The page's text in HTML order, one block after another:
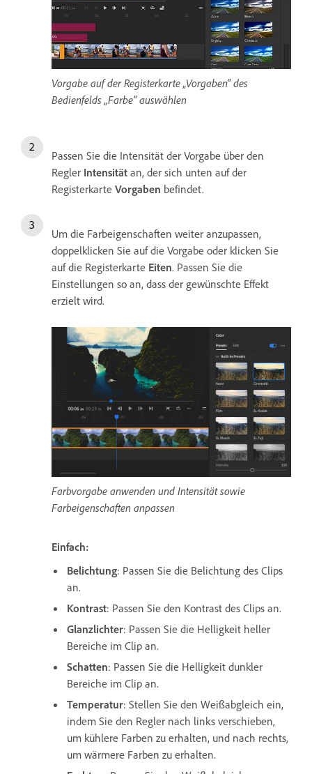
Vorgabe auf der Registerkarte „Vorgaben“ des
Bedienfelds „Farbe“ auswählen
Passen Sie die Intensität der Vorgabe über den
Regler Intensität an, der sich unten auf der
Registerkarte Vorgaben befindet.
Um die Farbeigenschaften weiter anzupassen,
doppelklicken Sie auf die Vorgabe oder klicken Sie
auf die Registerkarte Eiten. Passen Sie die
Einstellungen so an, dass der gewünschte Effekt
erzielt wird.
Farbvorgabe anwenden und Intensität sowie
Farbeigenschaften anpassen
Einfach:
Belichtung: Passen Sie die Belichtung des Clips
an.
Kontrast: Passen Sie den Kontrast des Clips an.
Glanzlichter: Passen Sie die Helligkeit heller
Bereiche im Clip an.
Schatten: Passen Sie die Helligkeit dunkler
Bereiche im Clip an.
Temperatur: Stellen Sie den Weißabgleich ein,
indem Sie den Regler nach links verschieben,
um kühlere Farben zu erhalten, und nach rechts,
um wärmere Farben zu erhalten.